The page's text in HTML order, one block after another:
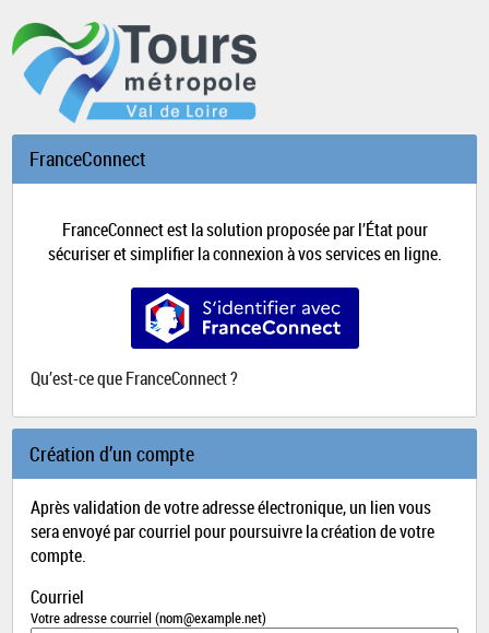
FranceConnect
FranceConnect est la solution proposée par l’État pour
sécuriser et simplifier la connexion à vos services en ligne.
S’identifier avec FranceConnect
Qu’est-ce que FranceConnect ?
Création d’un compte
Après validation de votre adresse électronique, un lien vous
sera envoyé par courriel pour poursuivre la création de votre
compte.
Courriel
Votre adresse courriel (nom@example.net)